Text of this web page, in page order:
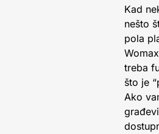
Kad
nešto
pola
treba
što je
Ako